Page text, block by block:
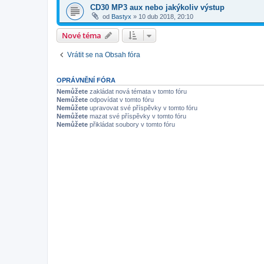
CD30 MP3 aux nebo jakýkoliv výstup
od Bastyx » 10 dub 2018, 20:10
Nové téma
Vrátit se na Obsah fóra
OPRÁVNĚNÍ FÓRA
Nemůžete zakládat nová témata v tomto fóru
Nemůžete odpovídat v tomto fóru
Nemůžete upravovat své příspěvky v tomto fóru
Nemůžete mazat své příspěvky v tomto fóru
Nemůžete přikládat soubory v tomto fóru